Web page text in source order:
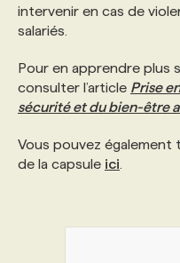
intervenir en cas de
salariés.
Pour en apprendre plus
consulter l’article Prise
sécurité et du bien-être
Vous pouvez
de la capsule ici